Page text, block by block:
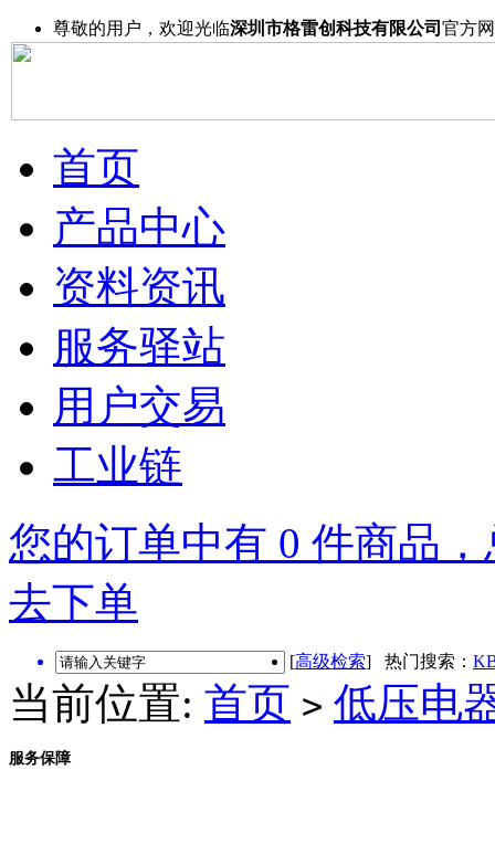
尊敬的用户，欢迎光临深圳市格雷创科技有限公司 官方
首页
产品中心
资料资讯
服务驿站
用户交易
工业链
您的订单中有 0 件商品
去下单
[高级检索] 热门搜索：
当前位置: 首页 > 低压电
服务保障